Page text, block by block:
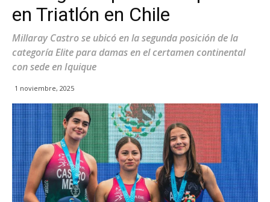
en Triatlón en Chile
Millaray Castro se ubicó en la segunda posición de la
categoría Elite para damas en el certamen continental
con sede en Iquique
1 noviembre, 2025